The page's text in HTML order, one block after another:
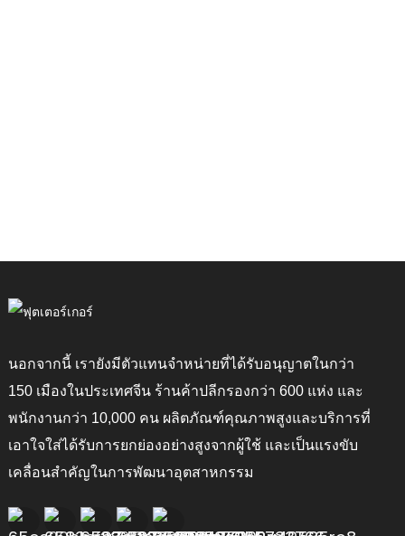
นอกจากนี้ เรายังมีตัวแทนจำหน่ายที่ได้รับอนุญาตในกว่า
150 เมืองในประเทศจีน ร้านค้าปลีกรองกว่า 600 แห่ง และ
พนักงานกว่า 10,000 คน ผลิตภัณฑ์คุณภาพสูงและบริการที่
เอาใจใส่ได้รับการยกย่องอย่างสูงจากผู้ใช้ และเป็นแรงขับ
เคลื่อนสำคัญในการพัฒนาอุตสาหกรรม